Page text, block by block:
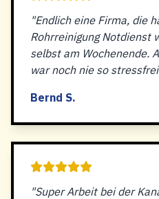
"Endlich eine Firma, die
Rohrreinigung Notdienst
selbst am Wochenende.
war noch nie so
Bernd S.
"Super Arbeit bei der